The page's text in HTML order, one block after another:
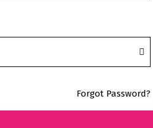
Forgot Password?